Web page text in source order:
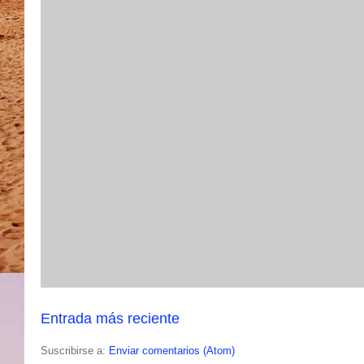
Entrada más reciente
Suscribirse a: Enviar comentarios (Atom)